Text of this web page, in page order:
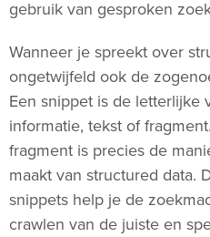
gebruik van gesproken
Wanneer je spreekt over
ongetwijfeld ook de
Een snippet is de letterlijke
informatie, tekst of
fragment is precies de
maakt van structured data.
snippets help je de
crawlen van de juiste en